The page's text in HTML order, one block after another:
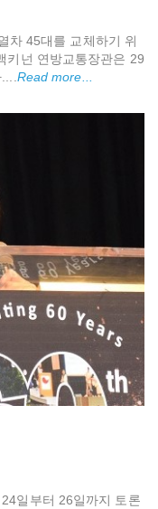
차 45대를 교체하기 위
키넌 연방교통장관은 29
Read more...
일부터 26일까지 토론